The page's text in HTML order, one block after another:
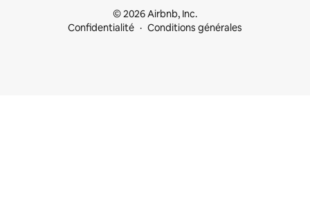
© 2026 Airbnb, Inc.
Confidentialité
Conditions générales